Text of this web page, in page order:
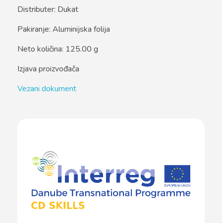
Distributer: Dukat
Pakiranje: Aluminijska folija
Neto količina: 125.00 g
Izjava proizvođača
Vezani dokument